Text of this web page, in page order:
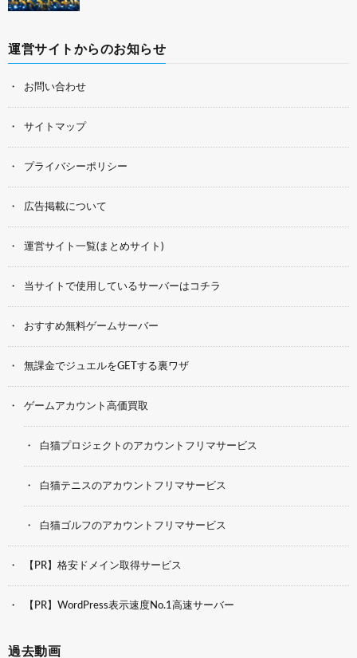
運営サイトからのお知らせ
お問い合わせ
サイトマップ
プライバシーポリシー
広告掲載について
運営サイト一覧(まとめサイト)
当サイトで使用しているサーバーはコチラ
おすすめ無料ゲームサーバー
無課金でジュエルをGETする裏ワザ
ゲームアカウント高価買取
白猫プロジェクトのアカウントフリマサービス
白猫テニスのアカウントフリマサービス
白猫ゴルフのアカウントフリマサービス
【PR】格安ドメイン取得サービス
【PR】WordPress表示速度No.1高速サーバー
過去動画